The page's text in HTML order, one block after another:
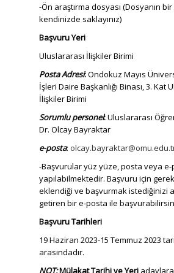
-Ön araştırma dosyası (Dosyanın bir
kendinizde saklayınız)
Başvuru Yeri
Uluslararası İlişkiler Birimi
Posta Adresi:Ondokuz Mayıs
İşleri Daire Başkanlığı Binası, 3. Kat
İlişkiler Birimi
Sorumlu personel:Uluslararası
Dr. Olcay Bayraktar
e-posta:
-Başvurular yüz yüze, posta veya
yapılabilmektedir. Başvuru için
eklendiği ve başvurmak istediğinizi
getiren bir e-posta ile
Başvuru Tarihleri
19 Haziran 2023-15 Temmuz 2023
arasındadır.
NOT:Mülakat Tarihi ve Yeri